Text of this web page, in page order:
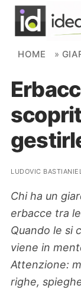
Skip to content
NOVITÀ
AMBIENTI
FAI DA TE
PIANTE
Ortaggio
Search for:
HOME »
LUDOVIC
Chi ha un
erbacce tra
Quando le si
viene in
Attenzione:
righe,